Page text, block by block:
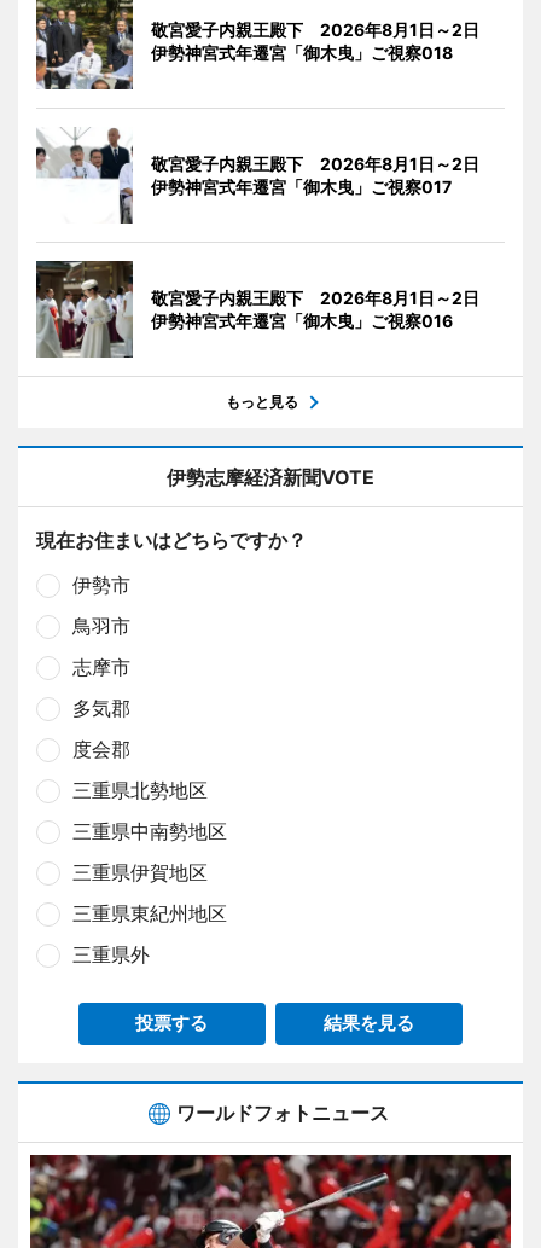
敬宮愛子内親王殿下 2026年8月1日～2日
伊勢神宮式年遷宮「御木曳」ご視察018
敬宮愛子内親王殿下 2026年8月1日～2日
伊勢神宮式年遷宮「御木曳」ご視察017
敬宮愛子内親王殿下 2026年8月1日～2日
伊勢神宮式年遷宮「御木曳」ご視察016
もっと見る
伊勢志摩経済新聞VOTE
現在お住まいはどちらですか？
伊勢市
鳥羽市
志摩市
多気郡
度会郡
三重県北勢地区
三重県中南勢地区
三重県伊賀地区
三重県東紀州地区
三重県外
投票する 結果を見る
ワールドフォトニュース